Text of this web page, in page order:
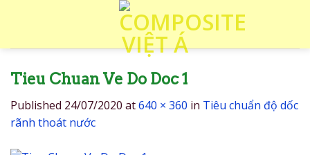
Tieu Chuan Ve Do Doc 1
Published 24/07/2020 at640 × 360 in Tiêu chuẩn độ dốc
rãnh thoát nước